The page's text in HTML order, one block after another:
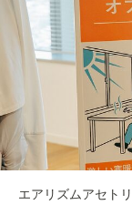
エアリズムアセト